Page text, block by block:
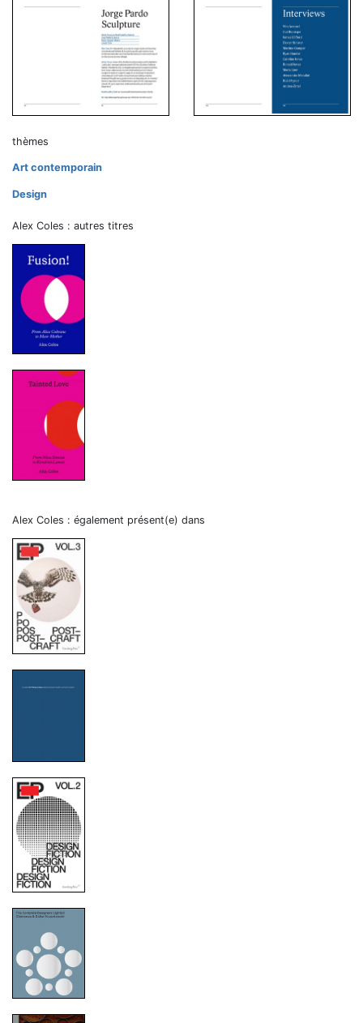
thèmes
Art contemporain
Design
Alex Coles : autres titres
Alex Coles : également présent(e) dans